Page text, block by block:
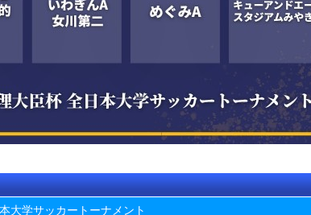
大学サッカートーナメント